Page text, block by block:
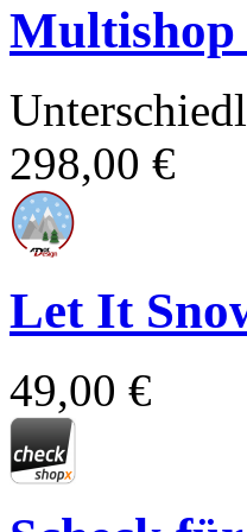
Multishop
298,00 €
Let It
49,00 €